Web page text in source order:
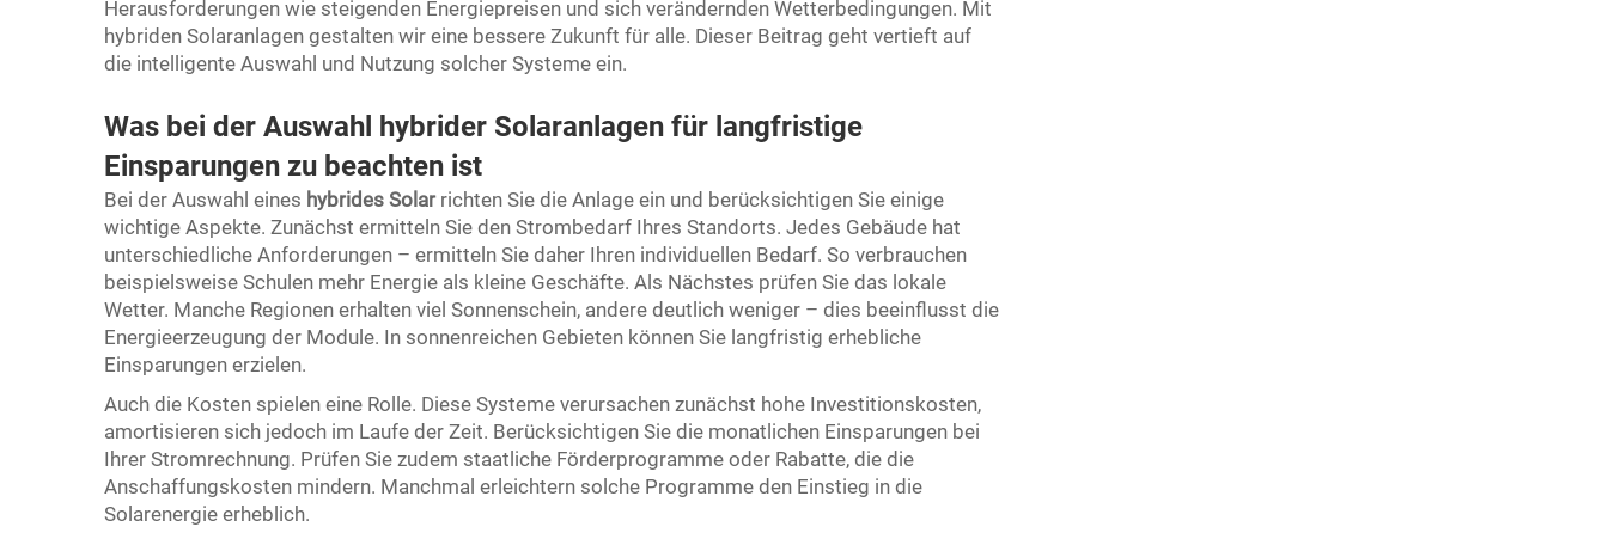
Herausforderungen wie steigenden Energiepreisen und sich verändernden Wetterbedingungen. Mit
hybriden Solaranlagen gestalten wir eine bessere Zukunft für alle. Dieser Beitrag geht vertieft auf
die intelligente Auswahl und Nutzung solcher Systeme ein.
Was bei der Auswahl hybrider Solaranlagen für langfristige
Einsparungen zu beachten ist
Bei der Auswahl eines hybrides Solar richten Sie die Anlage ein und berücksichtigen Sie einige
wichtige Aspekte. Zunächst ermitteln Sie den Strombedarf Ihres Standorts. Jedes Gebäude hat
unterschiedliche Anforderungen – ermitteln Sie daher Ihren individuellen Bedarf. So verbrauchen
beispielsweise Schulen mehr Energie als kleine Geschäfte. Als Nächstes prüfen Sie das lokale
Wetter. Manche Regionen erhalten viel Sonnenschein, andere deutlich weniger – dies beeinflusst die
Energieerzeugung der Module. In sonnenreichen Gebieten können Sie langfristig erhebliche
Einsparungen erzielen.
Auch die Kosten spielen eine Rolle. Diese Systeme verursachen zunächst hohe Investitionskosten,
amortisieren sich jedoch im Laufe der Zeit. Berücksichtigen Sie die monatlichen Einsparungen bei
Ihrer Stromrechnung. Prüfen Sie zudem staatliche Förderprogramme oder Rabatte, die die
Anschaffungskosten mindern. Manchmal erleichtern solche Programme den Einstieg in die
Solarenergie erheblich.